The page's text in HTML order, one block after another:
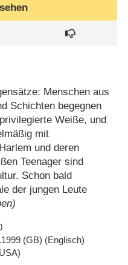
Menschen aus
Schichten begegnen
Weiße, und
mit
und deren
Teenager sind
Schon bald
der jungen Leute
(GB) (Englisch)